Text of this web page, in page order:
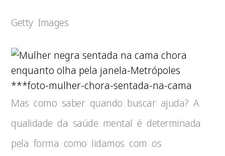
Getty Images
***foto-mulher-chora-sentada-na-cama
Mas como saber quando buscar ajuda? A
qualidade da saúde mental é determinada
pela forma como lidamos com os